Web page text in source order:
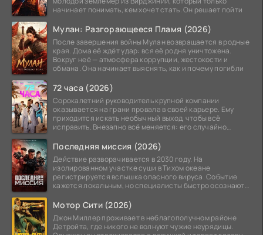
начинает понимать, кем хочет стать. Он решает пойти
Мулан: Разгорающееся Пламя (2026)
После завершения войны Мулан возвращается в родные
края. Дома её ждёт удар: вся её родня уничтожена.
Вокруг неё — атмосфера коррупции, жестокости и
обмана. Она начинает выяснять, как и почему погибли
72 часа (2026)
Сорокалетний руководитель крупной компании
оказывается на грани провала в своей карьере. Ему
приходится искать необычный выход, чтобы всё
исправить. Внезапно всё меняется: его случайно
Последняя миссия (2026)
Действие разворачивается в 2030 году. На
изолированном участке суши в Тихом океане
регистрируется вспышка опасного вируса. Событие
кажется локальным, но специалисты быстро осознают:
Мотор Сити (2026)
Джон Миллер проживает в неблагополучном районе
Детройта, где никого не волнуют чужие неурядицы.